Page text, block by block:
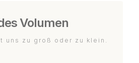
Volumen
uns zu groß oder zu klein.